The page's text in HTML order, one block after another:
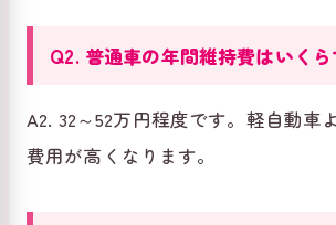
Q2. 普通車の年間維持費はいくら
A2. 32～52万円程度です。軽自動車
費用が高くなります。